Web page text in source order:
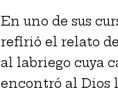
En uno de sus
refirió el relato
al labriego cuya
encontró al Dios